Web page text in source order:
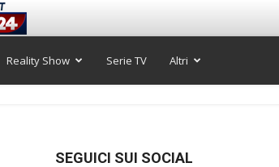
Reality Show Serie TV Altri
SEGUICI SUI SOCIAL